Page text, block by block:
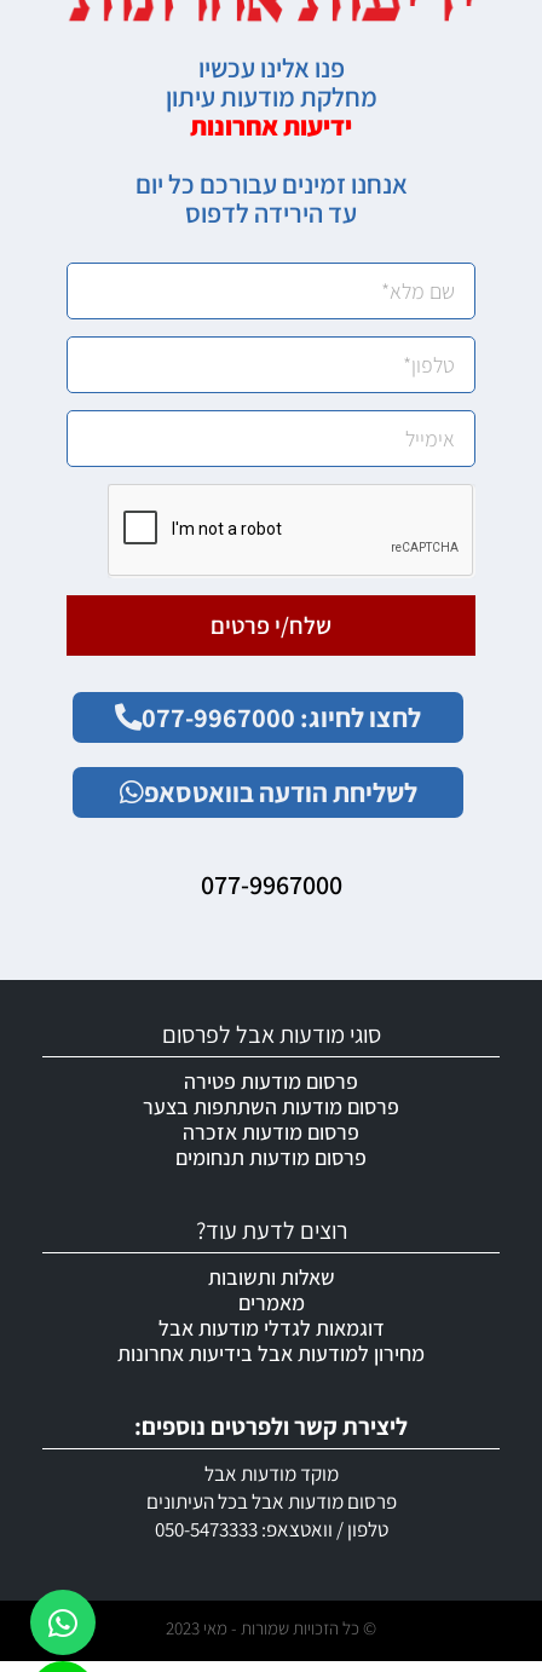
פנו אלינו עכשיו
מחלקת מודעות עיתון
ידיעות אחרונות
אנחנו זמינים עבורכם כל יום
עד הירידה לדפוס
שלח/י פרטים
לחצו לחיוג: 077-9967000
לשליחת הודעה בוואטסאפ
077-9967000
ליצירת קשר ולפרטים נוספים:
מוקד מודעות אבל
פרסום מודעות אבל בכל העיתונים
טלפון / וואטצאפ: 050-5473333
רוצים לדעת עוד?
שאלות ותשובות
מאמרים
דוגמאות לגדלי מודעות אבל
מחירון למודעות אבל בידיעות אחרונות
סוגי מודעות אבל לפרסום
פרסום מודעות פטירה
פרסום מודעות השתתפות בצער
פרסום מודעות אזכרה
פרסום מודעות תנחומים
© כל הזכויות שמורות - מאי 2023